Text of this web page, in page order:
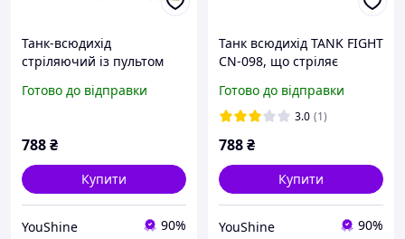
Танк-всюдихід
стріляючий із пультом
928-9/CN-098 YU227
Готово до відправки
788₴
Купити
YouShine 90%
Танк всюдихід TANK FIGHT
CN-098, що стріляє
керування YU227
Готово до відправки
3.0 (1)
788₴
Купити
YouShine 90%